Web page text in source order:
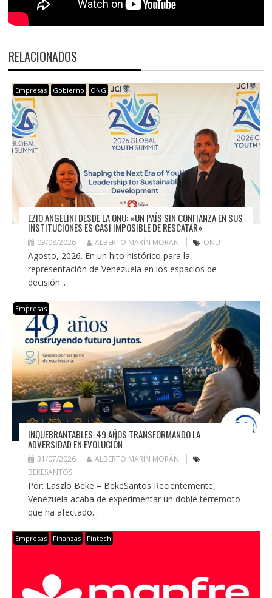
RELACIONADOS
Empresas Gobierno ONG
EZIO ANGELINI DESDE LA ONU: «UN PAÍS SIN CONFIANZA EN SUS
INSTITUCIONES ES CASI IMPOSIBLE DE RESCATAR»
03/08/2026 ALBERTO MARÍN MORÁN ONU
Agosto, 2026. En un hito histórico para la
representación de Venezuela en los espacios de
decisión...
Empresas
INQUEBRANTABLES: 49 AÑOS TRANSFORMANDO LA
ADVERSIDAD EN EVOLUCIÓN
31/07/2026
ALBERTO MARÍN MORÁN
BEKESANTOS
Por: Laszlo Beke – BekeSantos Recientemente,
Venezuela acaba de experimentar un doble terremoto
que ha afectado...
Empresas Finanzas Fintech